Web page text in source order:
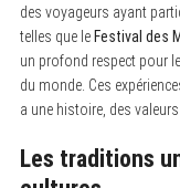
des voyageurs ayant
telles que le Festival des
un profond respect pour
du monde. Ces
a une histoire, des
Les traditions